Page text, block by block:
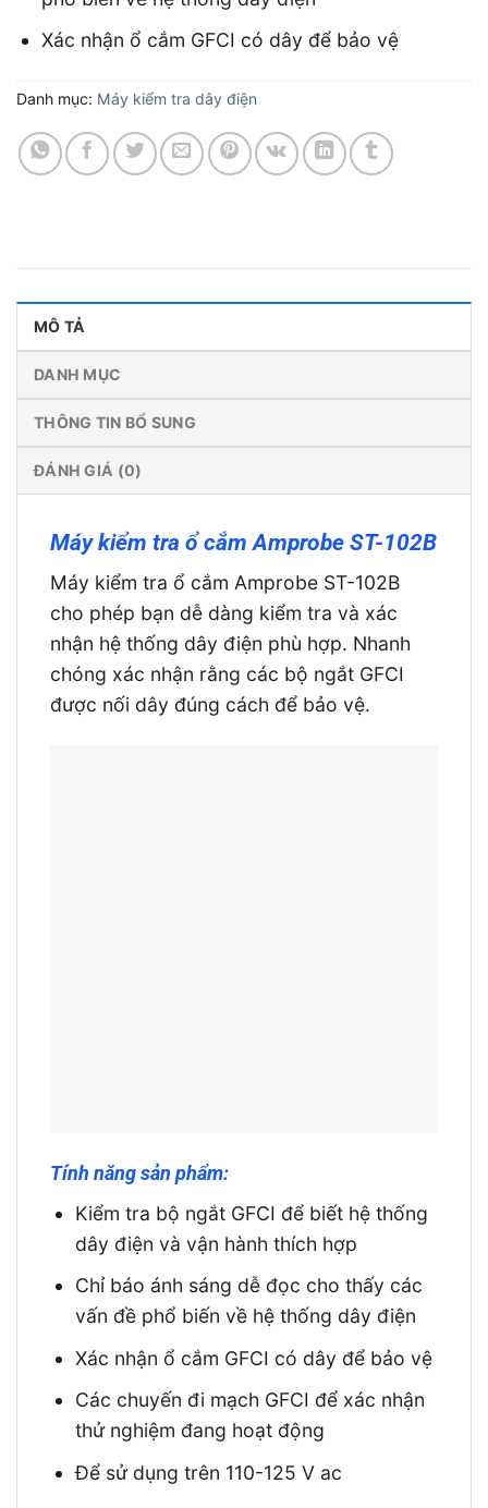
Xác nhận ổ cắm GFCI có dây để bảo vệ
Danh mục: Máy kiểm tra dây điện
MÔ TẢ
DANH MỤC
THÔNG TIN BỔ SUNG
ĐÁNH GIÁ (0)
Máy kiểm tra ổ cắm Amprobe ST-102B
Máy kiểm tra ổ cắm Amprobe ST-102B
cho phép bạn dễ dàng kiểm tra và xác
nhận hệ thống dây điện phù hợp. Nhanh
chóng xác nhận rằng các bộ ngắt GFCI
được nối dây đúng cách để bảo vệ.
Tính năng sản phẩm:
Kiểm tra bộ ngắt GFCI để biết hệ thống
dây điện và vận hành thích hợp
Chỉ báo ánh sáng dễ đọc cho thấy các
vấn đề phổ biến về hệ thống dây điện
Xác nhận ổ cắm GFCI có dây để bảo vệ
Các chuyến đi mạch GFCI để xác nhận
thử nghiệm đang hoạt động
Để sử dụng trên 110-125 V ac